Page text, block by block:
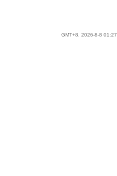
GMT+8, 2026-8-8 01:27